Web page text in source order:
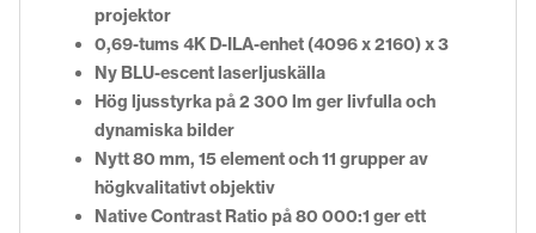
projektor
0,69-tums 4K D-ILA-enhet (4096 x 2160) x 3
Ny BLU-escent laserljuskälla
Hög ljusstyrka på 2 300 lm ger livfulla och
dynamiska bilder
Nytt 80 mm, 15 element och 11 grupper av
högkvalitativt objektiv
Native Contrast Ratio på 80 000:1 ger ett